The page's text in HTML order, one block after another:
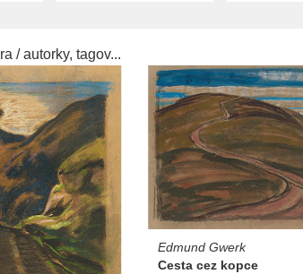
/ autorky, tagov...
Edmund Gwerk
Cesta cez kopce